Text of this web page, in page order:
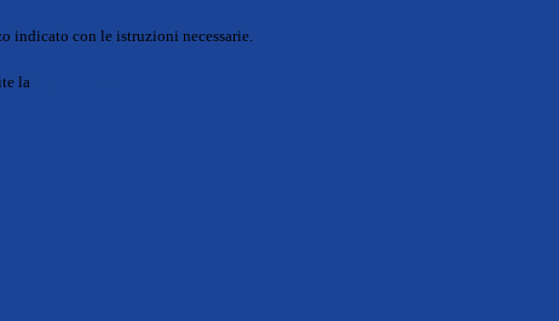
indicato con le istruzioni necessarie.
la